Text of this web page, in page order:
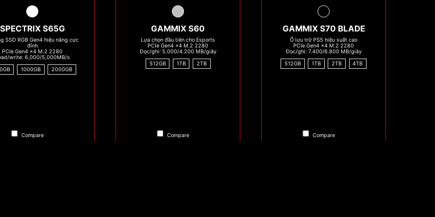
SPECTRIX S65G
SSD RGB Gen4 hiệu năng cực
đỉnh
PCIe Gen4 x4 M.2 2280
write: 6,000/5,000MB/s
1000GB 2000GB
Compare
GAMMIX S60
Lựa chọn đầu tiên cho Esports
PCIe Gen4 x4 M.2 2280
Đọc/ghi: 5.000/4.200 MB/giây
512GB
1TB 2TB
Compare
GAMMIX S70 BLADE
Ổ lưu trữ PS5 hiệu suất cao
PCIe Gen4 x4 M.2 2280
Đọc/ghi: 7.400/6.800 MB/giây
512GB
1TB 2TB 4TB
Compare